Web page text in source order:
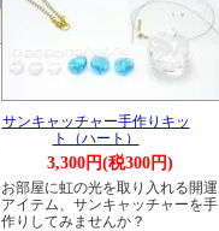
サンキャッチャー手作りキッ
ト（ハート）
3,300円(税300円)
お部屋に虹の光を取り入れる開運
アイテム、サンキャッチャーを手
作りしてみませんか？